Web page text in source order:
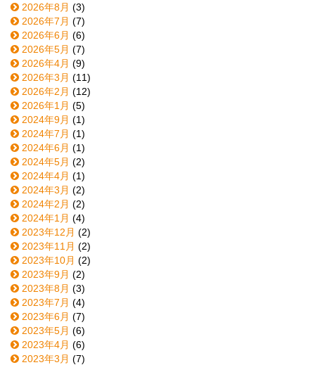
2026年8月 (3)
2026年7月 (7)
2026年6月 (6)
2026年5月 (7)
2026年4月 (9)
2026年3月 (11)
2026年2月 (12)
2026年1月 (5)
2024年9月 (1)
2024年7月 (1)
2024年6月 (1)
2024年5月 (2)
2024年4月 (1)
2024年3月 (2)
2024年2月 (2)
2024年1月 (4)
2023年12月 (2)
2023年11月 (2)
2023年10月 (2)
2023年9月 (2)
2023年8月 (3)
2023年7月 (4)
2023年6月 (7)
2023年5月 (6)
2023年4月 (6)
2023年3月 (7)